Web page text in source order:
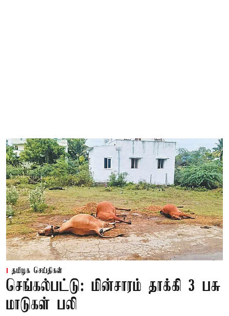
தமிழக செய்திகள்
செங்கல்பட்டு: மின்சாரம் தாக்கி 3 பசு
மாடுகள் பலி